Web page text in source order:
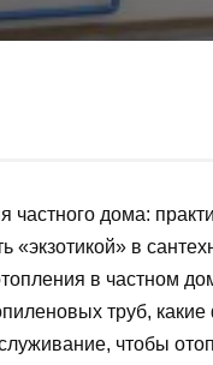
частного дома:
в
в частном
труб,
чтобы